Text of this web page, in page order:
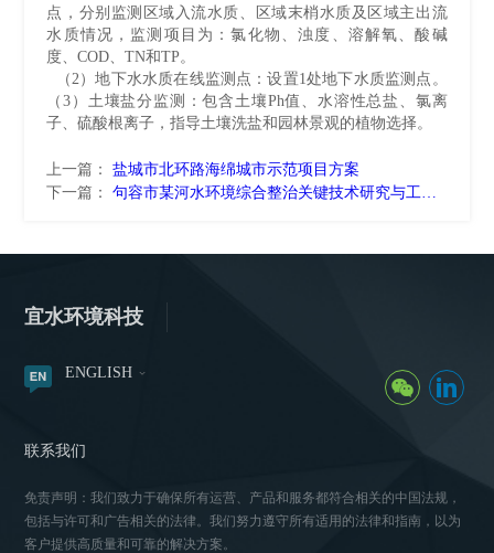
点，分别监测区域入流水质、区域末梢水质及区域主出流
水质情况，监测项目为：氯化物、浊度、溶解氧、酸碱
度、COD、TN和TP。
（2）地下水水质在线监测点：设置1处地下水质监测点。
（3）土壤盐分监测：包含土壤Ph值、水溶性总盐、氯离
子、硫酸根离子，指导土壤洗盐和园林景观的植物选择。
上一篇：
盐城市北环路海绵城市示范项目方案
下一篇：
宜水环境科技
ENGLISH
联系我们
免责声明：我们致力于确保所有运营、产品和服务都符合相关的中国法规，
包括与许可和广告相关的法律。我们努力遵守所有适用的法律和指南，以为
客户提供高质量和可靠的解决方案。